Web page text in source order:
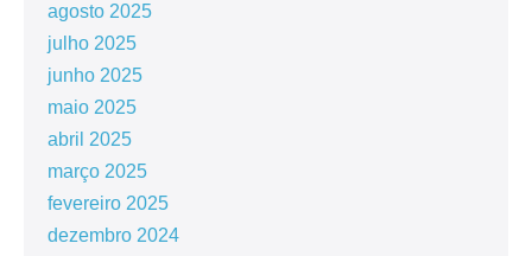
agosto 2025
julho 2025
junho 2025
maio 2025
abril 2025
março 2025
fevereiro 2025
dezembro 2024